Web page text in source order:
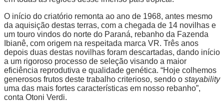
O início do criatório remonta ao ano de 1968, antes mesmo
da aquisição destas terras, com a chegada de 14 novilhas e
um touro vindos do norte do Paraná, rebanho da Fazenda
Ibianê, com origem na respeitada marca VR. Três anos
depois duas destas novilhas foram descartadas, dando início
a um rigoroso processo de seleção visando a maior
eficiência reprodutiva e qualidade genética. “Hoje colhemos
generosos frutos deste trabalho criterioso, sendo o stayability
uma das mais fortes características em nosso rebanho”,
conta Otoni Verdi.